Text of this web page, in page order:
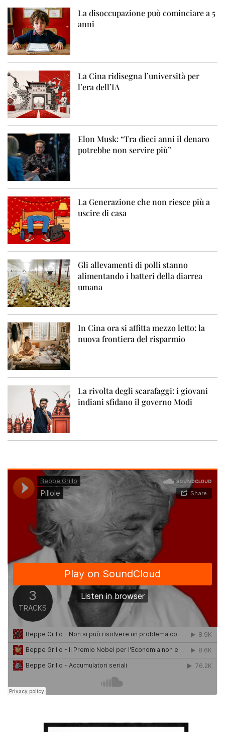
La disoccupazione può cominciare a 5
anni
La Cina ridisegna l’università per
l’era dell’IA
Elon Musk: “Tra dieci anni il denaro
potrebbe non servire più”
La Generazione che non riesce più a
uscire di casa
Gli allevamenti di polli stanno
alimentando i batteri della diarrea
umana
In Cina ora si affitta mezzo letto: la
nuova frontiera del risparmio
La rivolta degli scarafaggi: i giovani
indiani sfidano il governo Modi